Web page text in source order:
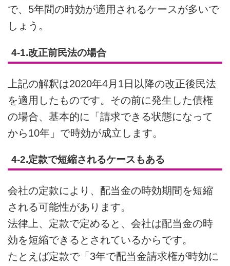
で、5年間の時効が適用されるケースが多いで
しょう。
4-1.改正前民法の場合
上記の解釈は2020年4月1日以降の改正後民法
を適用したものです。その前に発生した債権
の場合、基本的に「請求できる状態になって
から10年」で時効が成立します。
4-2.定款で短縮されるケースもある
会社の定款により、配当金の時効期間を短縮
される可能性があります。
法律上、定款で定めると、会社は配当金の時
効を短縮できるとされているからです。
たとえば定款で「3年で配当金請求権が時効に